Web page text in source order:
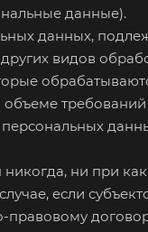
данные).
данных,
видов
персональных
ни при
если
правовому